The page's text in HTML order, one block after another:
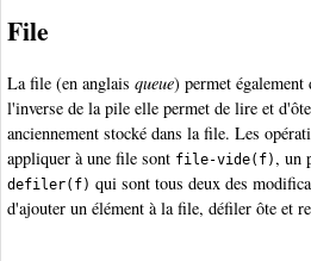
File
La file (en anglais queue) permet également
l'inverse de la pile elle permet de lire et
anciennement stocké dans la file. Les
appliquer à une file sont file-vide(f) , un
defiler(f) qui sont tous deux des
d'ajouter un élément à la file, défiler ôte et